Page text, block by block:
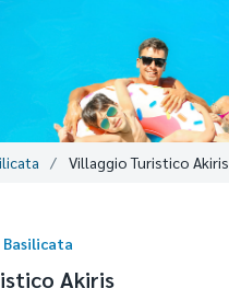
Villaggio Turistico Akiris
Basilicata
Akiris